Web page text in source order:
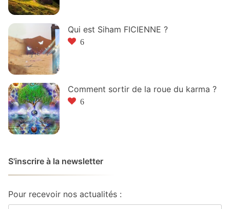
Qui est Siham FICIENNE ?
6
Comment sortir de la roue du karma ?
6
S'inscrire à la newsletter
Pour recevoir nos actualités :